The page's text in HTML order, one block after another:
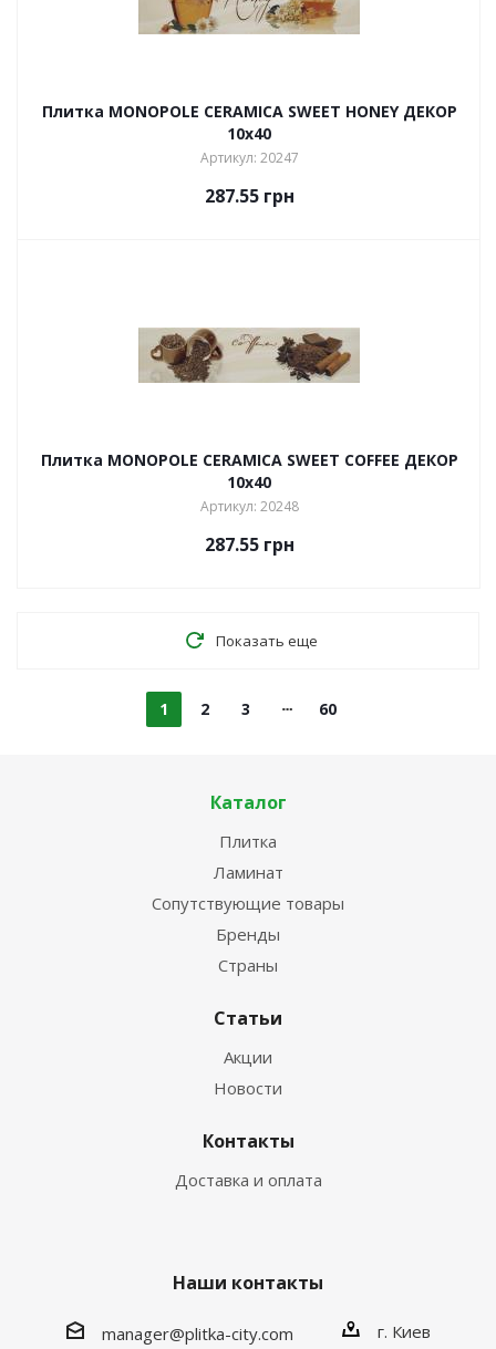
Плитка MONOPOLE CERAMICA SWEET HONEY ДЕКОР
10х40
Артикул: 20247
287.55грн
Плитка MONOPOLE CERAMICA SWEET COFFEE ДЕКОР
10х40
Артикул: 20248
287.55грн
Показать еще
1 2 3 60
Каталог
Плитка
Ламинат
Сопутствующие товары
Бренды
Страны
Статьи
Акции
Новости
Контакты
Доставка и оплата
Наши контакты
manager@plitka-city.com г. Киев